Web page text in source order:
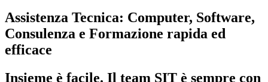
Assistenza Tecnica: Computer, Software,
Consulenza e Formazione rapida ed
efficace
Insieme è facile. Il team SIT è sempre con